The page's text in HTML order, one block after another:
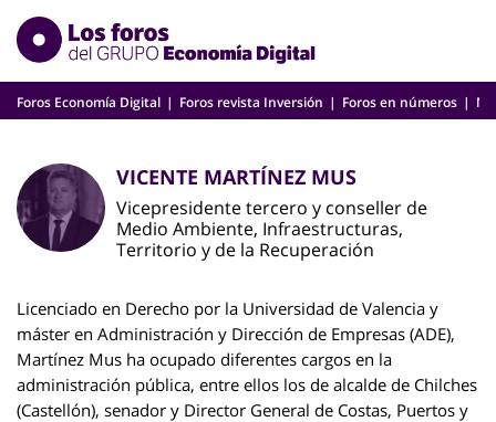
Skip
content
Foros Economía Digital Foros revista Inversión Foros en números
VICENTE MARTÍNEZ MUS
Vicepresidente tercero y conseller de
Medio Ambiente, Infraestructuras,
Territorio y de la Recuperación
Licenciado en Derecho por la Universidad de Valencia y
máster en Administración y Dirección de Empresas (ADE),
Martínez Mus ha ocupado diferentes cargos en la
administración pública, entre ellos los de alcalde de Chilches
(Castellón), senador y Director General de Costas, Puertos y